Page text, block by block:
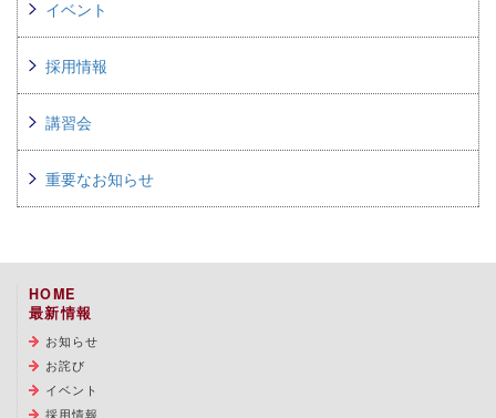
イベント
採用情報
講習会
重要なお知らせ
HOME
最新情報
お知らせ
お詫び
イベント
採用情報